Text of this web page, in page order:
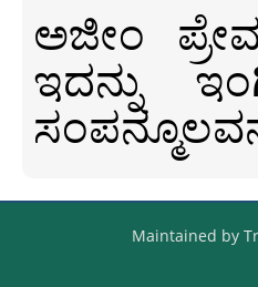
ಅಜೀಂ
ಇದನ್ನು
Maintained by